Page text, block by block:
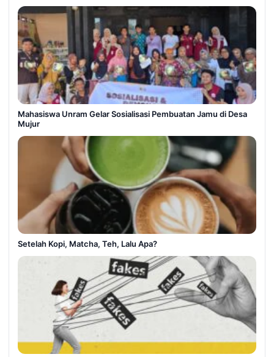
Mahasiswa Unram Gelar Sosialisasi Pembuatan Jamu di Desa
Mujur
Setelah Kopi, Matcha, Teh, Lalu Apa?